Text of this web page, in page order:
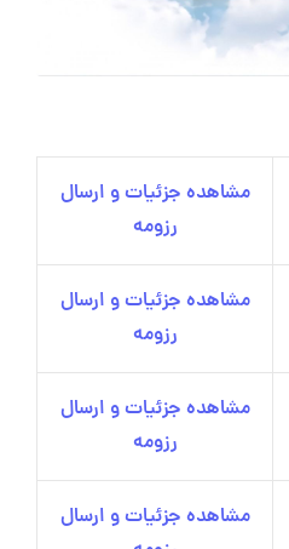
مشاهده جزئیات و ارسال
رزومه
مشاهده جزئیات و ارسال
رزومه
مشاهده جزئیات و ارسال
رزومه
مشاهده جزئیات و ارسال